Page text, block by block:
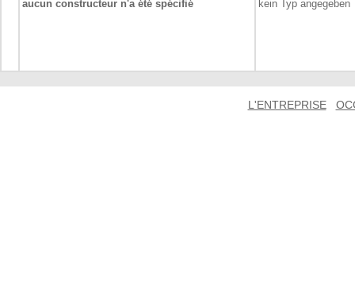
aucun constructeur n'a été spécifié kein Typ angegeben
L'ENTREPRISE